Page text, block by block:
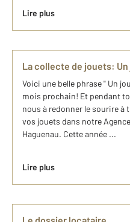
Lire plus
La collecte de jouets:
Voici une belle phrase " Un
mois prochain! Et pendant
nous à redonner le sourire à
vos jouets dans notre
Haguenau. Cette année ...
Lire plus